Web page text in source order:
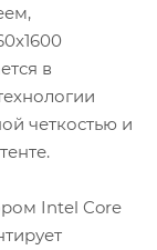
в
четкостью и
Intel Core